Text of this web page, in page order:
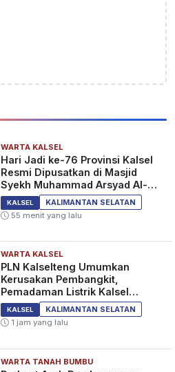
WARTA KALSEL
Hari Jadi ke-76 Provinsi Kalsel
Resmi Dipusatkan di Masjid
Syekh Muhammad Arsyad Al-
Banjari
KALSEL
KALIMANTAN SELATAN
55 menit yang lalu
WARTA KALSEL
PLN Kalselteng Umumkan
Kerusakan Pembangkit,
Pemadaman Listrik Kalsel
Diperpanjang?
KALSEL
KALIMANTAN SELATAN
1 jam yang lalu
WARTA TANAH BUMBU